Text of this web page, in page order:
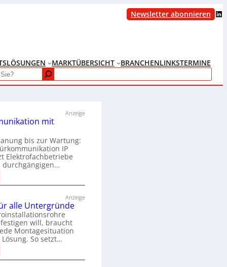
Newsletter abonnieren LinkedIn
LÖSUNGEN MARKTÜBERSICHT BRANCHENLINKSTERMINE
Anzeige
mit
bis zur Wartung:
IP
Elektrofachbetriebe
durchgängigen…
Anzeige
alle Untergründe
will, braucht
Montagesituation
So setzt…